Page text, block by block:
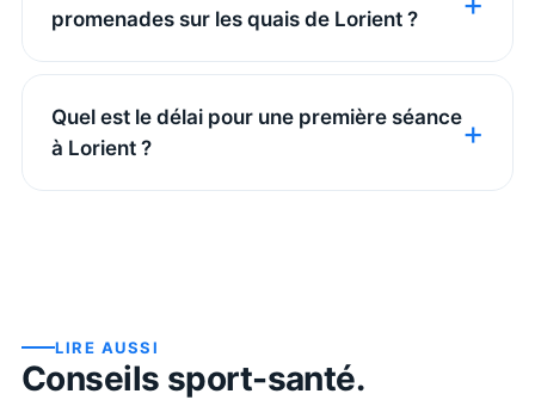
promenades sur les quais de Lorient ?
Quel est le délai pour une première séance
à Lorient ?
LIRE AUSSI
Conseils sport-santé.